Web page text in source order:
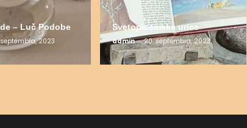
– Luč Podobe
2023
Svetopisemske urice
admin 20. septembra, 2023